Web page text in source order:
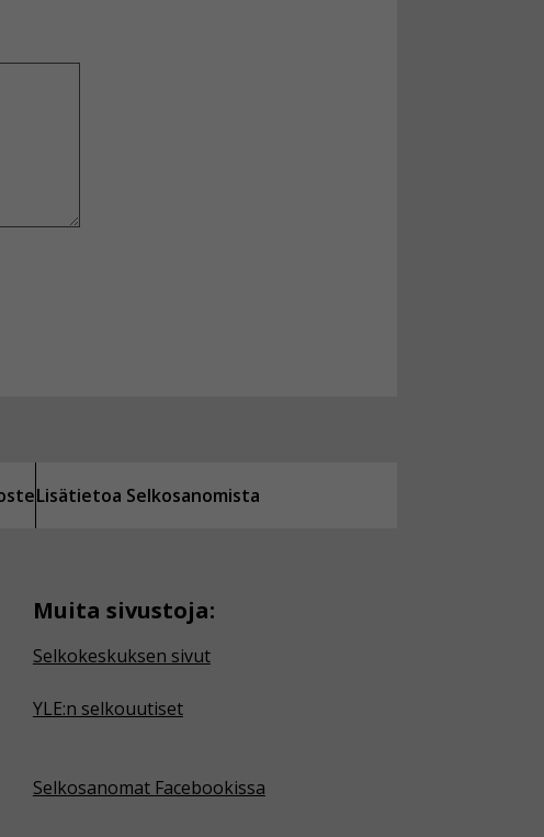
Lisätietoa Selkosanomista
Muita sivustoja:
Selkokeskuksen sivut
YLE:n selkouutiset
Selkosanomat Facebookissa